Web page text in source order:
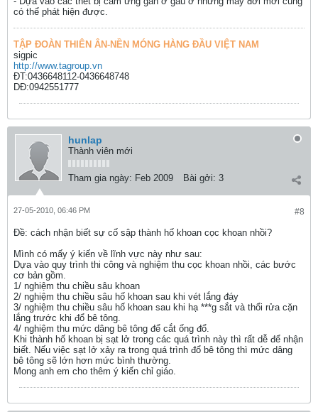
có thể phát hiện được.
TẬP ĐOÀN THIÊN ÂN-NỀN MÓNG HÀNG ĐẦU VIỆT NAM
sigpic
http://www.tagroup.vn
ĐT:0436648112-0436648748
DĐ:0942551777
hunlap
Thành viên mới
Tham gia ngày: Feb 2009 Bài gởi: 3
#8
27-05-2010, 06:46 PM
Ðề: cách nhận biết sự cố sập thành hố khoan cọc khoan nhồi?
Mình có mấy ý kiến về lĩnh vực này như sau:
Dựa vào quy trình thi công và nghiệm thu cọc khoan nhồi, các bước
cơ bản gồm.
1/ nghiệm thu chiều sâu khoan
2/ nghiệm thu chiều sâu hố khoan sau khi vét lắng đáy
3/ nghiệm thu chiều sâu hố khoan sau khi hạ ***g sắt và thổi rửa cặn
lắng trước khi đổ bê tông.
4/ nghiệm thu mức dâng bê tông để cắt ống đổ.
Khi thành hố khoan bị sạt lở trong các quá trình này thì rất dễ để nhận
biết. Nếu việc sạt lở xảy ra trong quá trình đổ bê tông thì mức dâng
bê tông sẽ lớn hơn mức bình thường.
Mong anh em cho thêm ý kiến chỉ giáo.